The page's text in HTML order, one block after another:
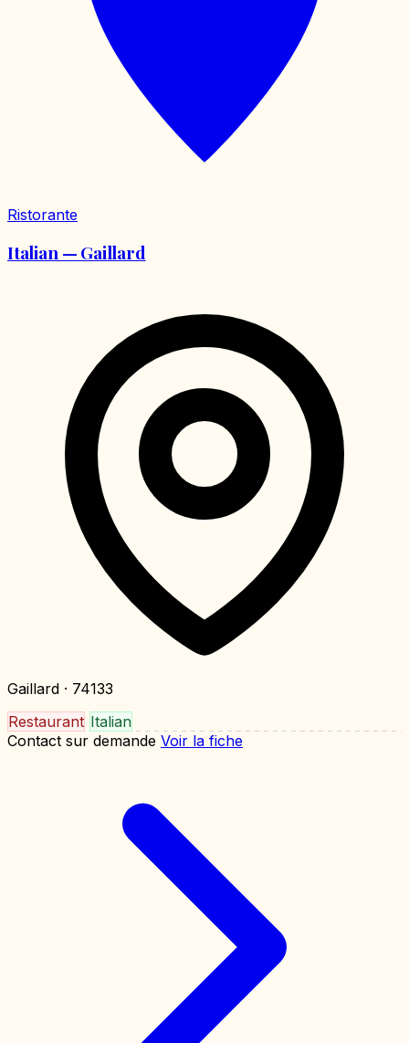
Ristorante
Italian — Gaillard
Gaillard · 74133
Restaurant Italian
Contact sur demande Voir la fiche